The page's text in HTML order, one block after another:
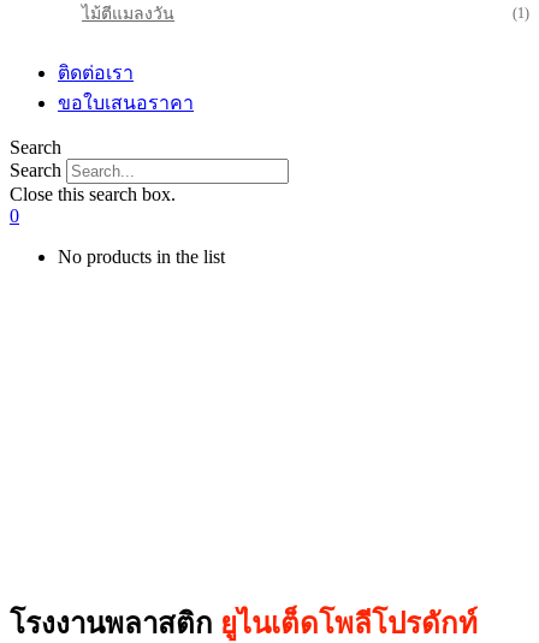
ไม้ตีแมลงวัน (1)
ติดต่อเรา
ขอใบเสนอราคา
Search
Search
Close this search box.
0
No products in the list
โรงงานพลาสติก ยูไนเต็ดโพลีโปรดักท์